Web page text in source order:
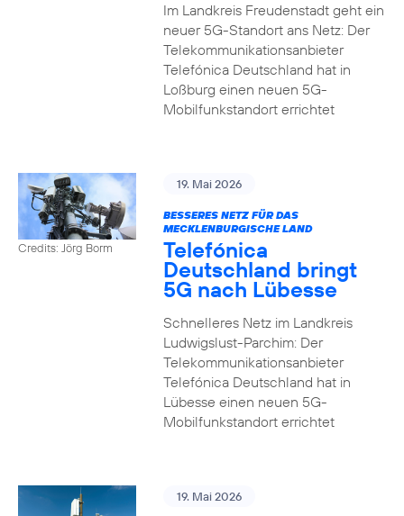
Im Landkreis Freudenstadt geht ein
neuer 5G-Standort ans Netz: Der
Telekommunikationsanbieter
Telefónica Deutschland hat in
Loßburg einen neuen 5G-
Mobilfunkstandort errichtet
Credits: Jörg Borm
19. Mai 2026
BESSERES NETZ FÜR DAS
MECKLENBURGISCHE LAND
Telefónica
Deutschland bringt
5G nach Lübesse
Schnelleres Netz im Landkreis
Ludwigslust-Parchim: Der
Telekommunikationsanbieter
Telefónica Deutschland hat in
Lübesse einen neuen 5G-
Mobilfunkstandort errichtet
19. Mai 2026